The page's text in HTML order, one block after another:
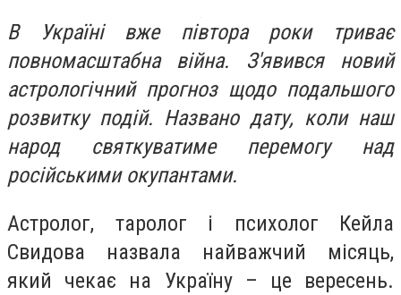
В Україні вже півтора роки триває
повномасштабна війна. З'явився новий
астрологічний прогноз щодо подальшого
розвитку подій. Названо дату, коли наш
народ святкуватиме перемогу над
російськими окупантами.
Астролог, таролог і психолог Кейла
Свидова назвала найважчий місяць,
який чекає на Україну – це вересень.